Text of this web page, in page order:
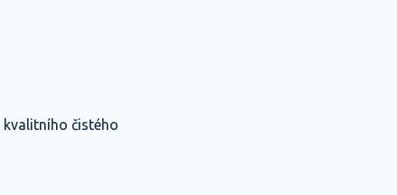
kvalitního čistého